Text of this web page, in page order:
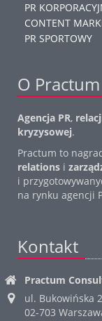
PR
CONTENT
PR SPORTOWY
O Practum
Agencja PR,
kryzysowej.
Practum to
relations i
i
na rynku agencji
Kontakt
Practum
ul. Bukowińska
02-703